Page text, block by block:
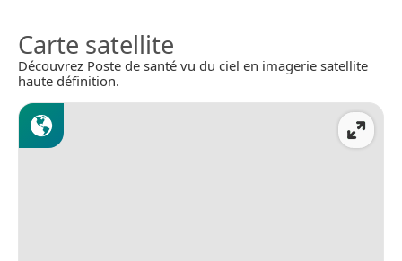
Carte satellite
Découvrez Poste de santé vu du ciel en imagerie satellite
haute définition.